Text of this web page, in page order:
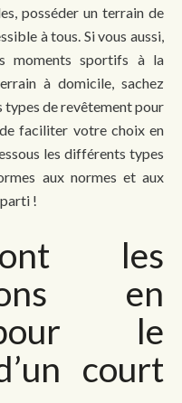
posséder un terrain de
à tous. Si vous aussi,
moments sportifs à la
à domicile, sachez
types de revêtement pour
faciliter votre choix en
les différents types
aux normes et aux
!
les
en
le
court